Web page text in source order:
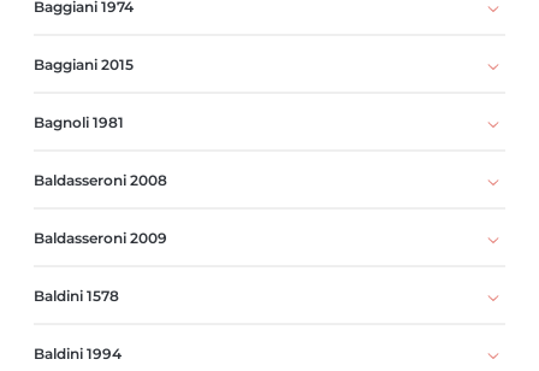
Baggiani 1974
Baggiani 2015
Bagnoli 1981
Baldasseroni 2008
Baldasseroni 2009
Baldini 1578
Baldini 1994